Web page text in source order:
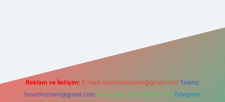
Reklam ve İletişim: E-mail: backlinkpaneli@gmail.com Teams:
forumhizmeti@gmail.com Whatsapp: 0262 606 0 726 Telegram: